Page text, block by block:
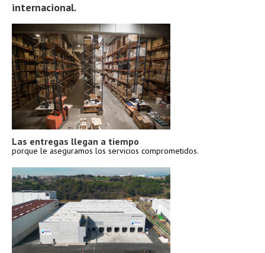
internacional.
Las entregas llegan a tiempo
porque le aseguramos los servicios comprometidos.